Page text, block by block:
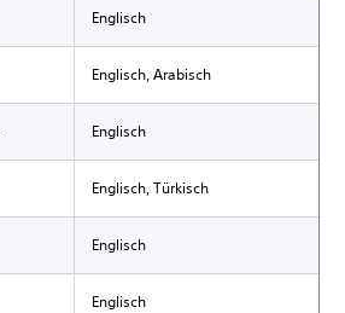
Englisch
Englisch, Arabisch
Englisch
Englisch, Türkisch
Englisch
Englisch